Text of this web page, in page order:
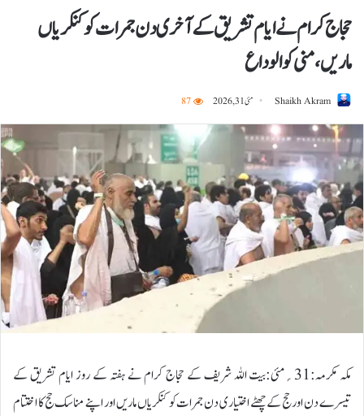
حجاج کرام نے ایام تشریق کے آخری دن جمرات کو کنکریاں
ماریں، منی کو الوداع
Shaikh Akram مئی 31, 2026 87
مکہ مکرمہ:31؍مئی:بیت اللہ شریف کے حجاج کرام نے ہفتہ کے روز ایام تشریق کے
تیسرے دن اور حج کے چھٹے اختیاری دن جمرات کو کنکریاں ماریں اور اپنے مناسک حج کا اختتام